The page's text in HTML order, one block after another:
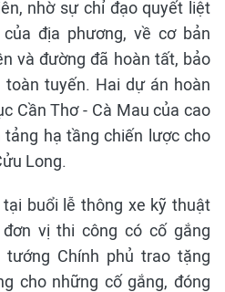
nhờ sự chỉ đạo quyết liệt
địa phương, về cơ bản
và đường đã hoàn tất, bảo
tuyến. Hai dự án hoàn
Cần Thơ - Cà Mau của cao
hạ tầng chiến lược cho
Long.
buổi lễ thông xe kỹ thuật
vị thi công có cố gắng
Chính phủ trao tặng
cho những cố gắng, đóng